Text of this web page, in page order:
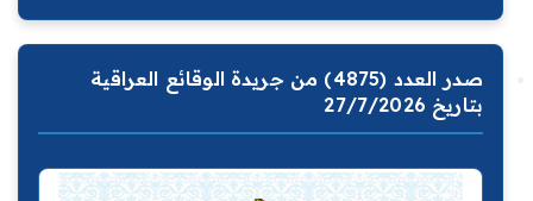
صدر العدد (4875) من جريدة الوقائع العراقية
بتاريخ 27/7/2026